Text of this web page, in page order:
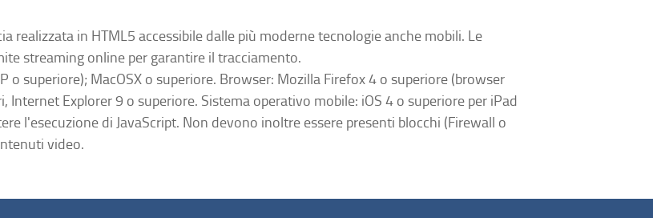
realizzata in HTML5 accessibile dalle più moderne tecnologie anche mobili. Le
streaming online per garantire il tracciamento.
o superiore); MacOSX o superiore. Browser: Mozilla Firefox 4 o superiore (browser
Internet Explorer 9 o superiore. Sistema operativo mobile: iOS 4 o superiore per iPad
l'esecuzione di JavaScript. Non devono inoltre essere presenti blocchi (Firewall o
video.